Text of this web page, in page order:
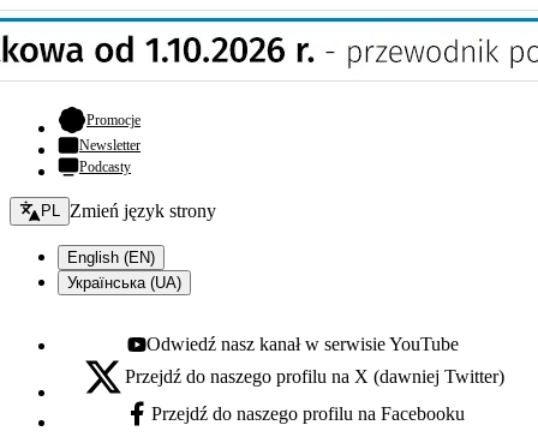
Promocje- otwiera się w nowej karcie
Newsletter
Podcasty
Zmień język - bieżący:
PL Zmień język strony
English (EN)
Українська (UA)
Youtube - otwiera się w nowej karcie
Odwiedź nasz kanał w serwisie YouTube
X - otwiera się w nowej karcie
Przejdź do naszego profilu na X (dawniej Twitter)
Facebook - otwiera się w nowej karcie
Przejdź do naszego profilu na Facebooku